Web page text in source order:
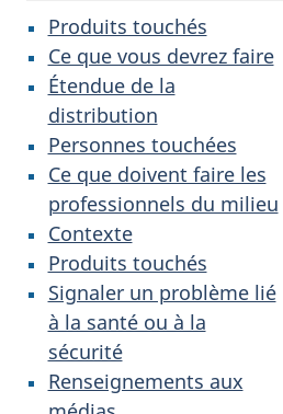
Produits touchés
Ce que vous devrez faire
Étendue de la
distribution
Personnes touchées
Ce que doivent faire les
professionnels du milieu
Contexte
Produits touchés
Signaler un problème lié
à la santé ou à la
sécurité
Renseignements aux